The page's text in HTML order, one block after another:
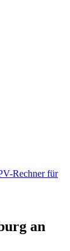
Rechner für
an